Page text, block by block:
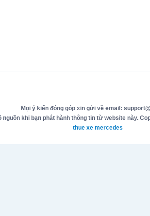
Mọi ý kiến đóng góp xin gửi về email:
khi bạn phát hành thông tin từ website này.
thue xe mercedes